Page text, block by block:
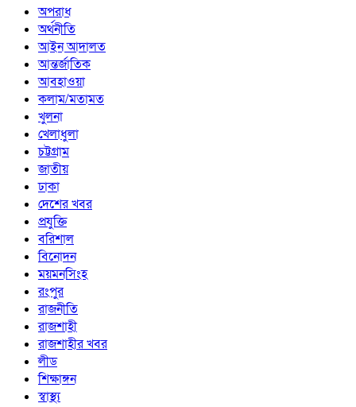
অপরাধ
অর্থনীতি
আইন আদালত
আন্তর্জাতিক
আবহাওয়া
কলাম/মতামত
খুলনা
খেলাধুলা
চট্টগ্রাম
জাতীয়
ঢাকা
দেশের খবর
প্রযুক্তি
বরিশাল
বিনোদন
ময়মনসিংহ
রংপুর
রাজনীতি
রাজশাহী
রাজশাহীর খবর
লীড
শিক্ষাঙ্গন
স্বাস্থ্য